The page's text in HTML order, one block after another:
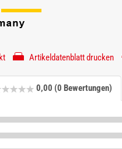
Artikeldatenblatt drucken
0,00 (0 Bewertungen)